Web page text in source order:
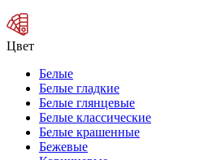
Цвет
Белые
Белые гладкие
Белые глянцевые
Белые классические
Белые крашенные
Бежевые